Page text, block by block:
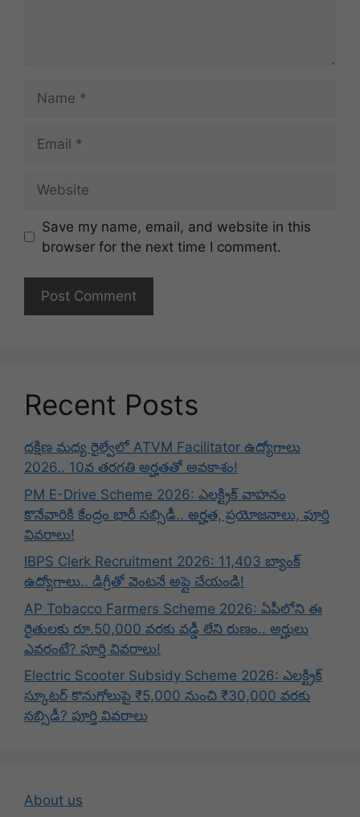
Save my name, email, and website in this
browser for the next time I comment.
Recent Posts
దక్షిణ మధ్య రైల్వేలో ATVM Facilitator ఉద్యోగాలు
2026.. 10వ తరగతి అర్హతతో అవకాశం!
PM E-Drive Scheme 2026: ఎలక్ట్రిక్ వాహనం
కొనేవారికి కేంద్రం భారీ సబ్సిడీ.. అర్హత, ప్రయోజనాలు, పూర్తి
వివరాలు!
IBPS Clerk Recruitment 2026: 11,403 బ్యాంక్
ఉద్యోగాలు.. డిగ్రీతో వెంటనే అప్లై చేయండి!
AP Tobacco Farmers Scheme 2026: ఏపీలోని ఈ
రైతులకు రూ.50,000 వరకు వడ్డీ లేని రుణం.. అర్హులు
ఎవరంటే? పూర్తి వివరాలు!
Electric Scooter Subsidy Scheme 2026: ఎలక్ట్రిక్
స్కూటర్ కొనుగోలుపై ₹5,000 నుంచి ₹30,000 వరకు
సబ్సిడీ? పూర్తి వివరాలు
About us